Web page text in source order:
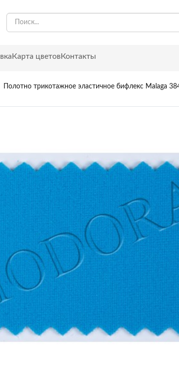
Карта цветовКонтакты
Полотно трикотажное эластичное бифлекс Malaga